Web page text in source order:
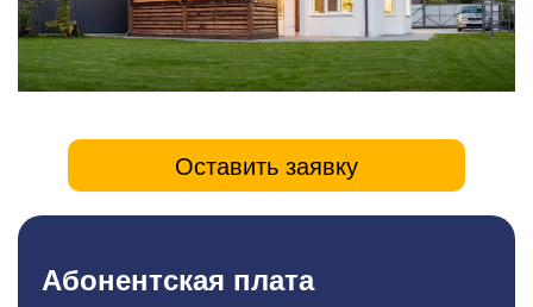
Оставить заявку
Абонентская плата